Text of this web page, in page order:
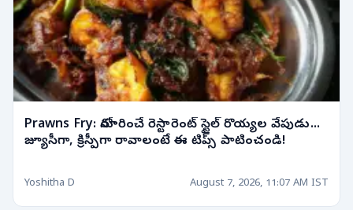
Prawns Fry: నోరూరించే రెస్టారెంట్ స్టైల్ రొయ్యల వేపుడు...
జ్యూసీగా, క్రిస్పీగా రావాలంటే ఈ టిప్స్ పాటించండి!
Yoshitha D August 7, 2026, 11:07 AM IST